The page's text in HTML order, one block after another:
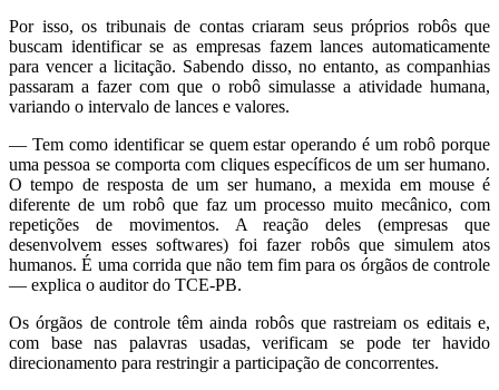
Por isso, os tribunais de contas criaram seus próprios robôs que
buscam identificar se as empresas fazem lances automaticamente
para vencer a licitação. Sabendo disso, no entanto, as companhias
passaram a fazer com que o robô simulasse a atividade humana,
variando o intervalo de lances e valores.
— Tem como identificar se quem estar operando é um robô porque
uma pessoa se comporta com cliques específicos de um ser humano.
O tempo de resposta de um ser humano, a mexida em mouse é
diferente de um robô que faz um processo muito mecânico, com
repetições de movimentos. A reação deles (empresas que
desenvolvem esses softwares) foi fazer robôs que simulem atos
humanos. É uma corrida que não tem fim para os órgãos de controle
— explica o auditor do TCE-PB.
Os órgãos de controle têm ainda robôs que rastreiam os editais e,
com base nas palavras usadas, verificam se pode ter havido
direcionamento para restringir a participação de concorrentes.